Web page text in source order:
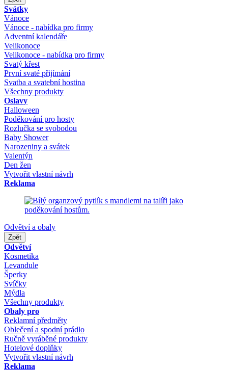
Svátky
Vánoce
Vánoce - nabídka pro firmy
Adventní kalendáře
Velikonoce
Velikonoce - nabídka pro firmy
Svatý křest
První svaté přijímání
Svatba a svatební hostina
Všechny produkty
Oslavy
Halloween
Poděkování pro hosty
Rozlučka se svobodou
Baby Shower
Narozeniny a svátek
Valentýn
Den žen
Vytvořit vlastní návrh
Reklama
Odvětví a obaly
Zpět
Odvětví
Kosmetika
Levandule
Šperky
Svíčky
Mýdla
Všechny produkty
Obaly pro
Reklamní předměty
Oblečení a spodní prádlo
Ručně vyráběné produkty
Hotelové doplňky
Vytvořit vlastní návrh
Reklama